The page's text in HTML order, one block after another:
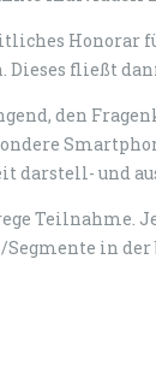
Honorar
Dieses fließt
den
darstell- und
Teilnahme.
in